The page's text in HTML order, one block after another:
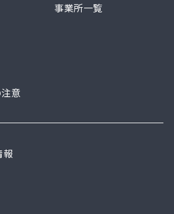
意
事業所一覧
報